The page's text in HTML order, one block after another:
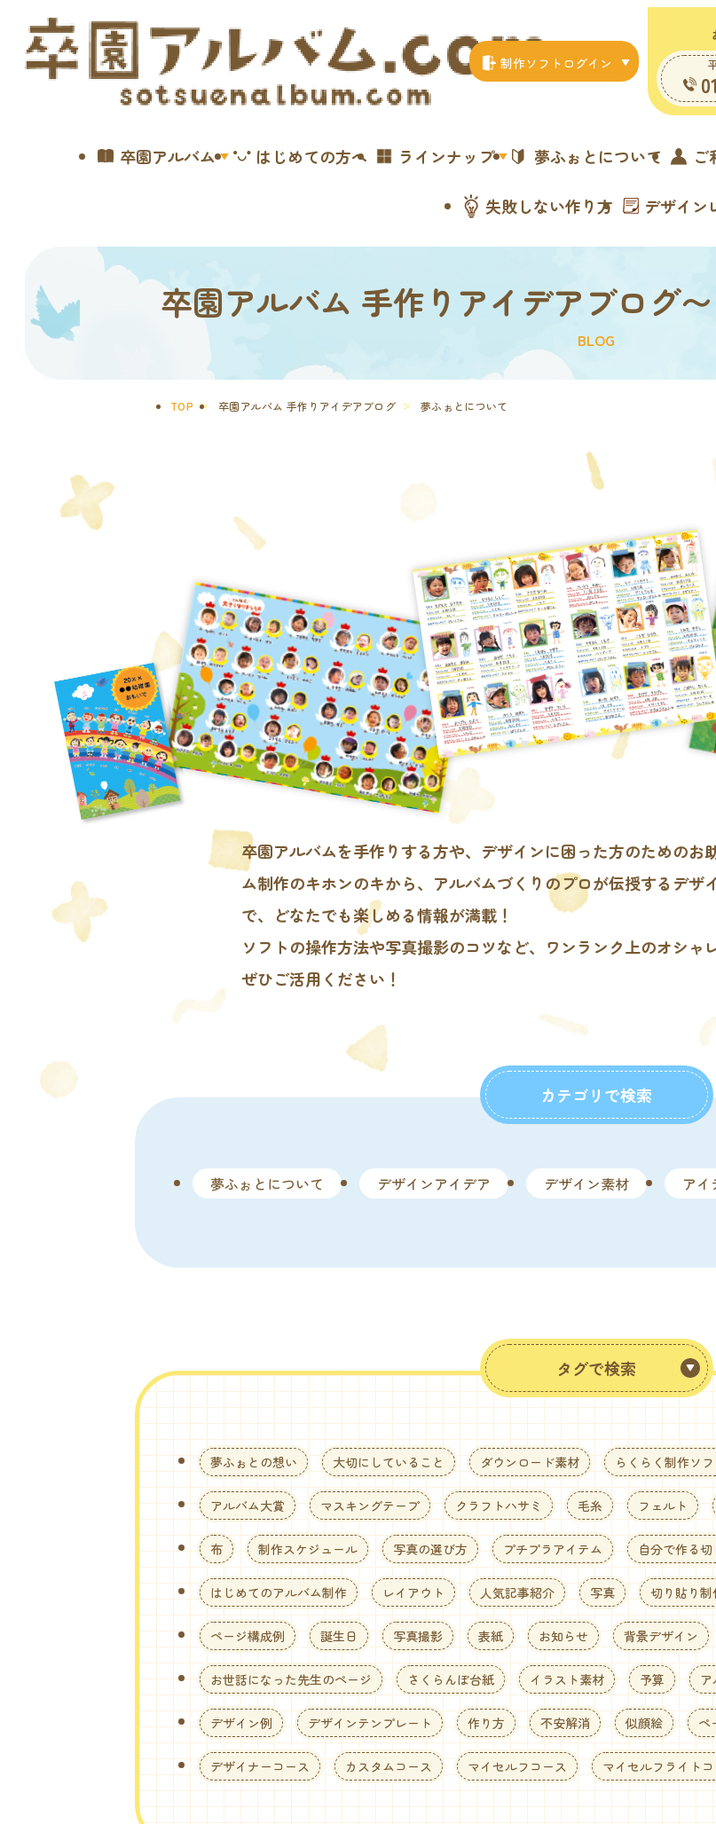
制作ソフトログイン
卒園アルバム はじめての方へ ラインナップ 夢ふぉとについて ご
失敗しない作り方 デザイン
卒園アルバム 手作りアイデアブログ
BLOG
TOP 卒園アルバム 手作りアイデアブログ 夢ふぉとについて
卒園アルバムを手作りする方や、デザインに困った方のためのお
ム制作のキホンのキから、アルバムづくりのプロが伝授するデザ
で、どなたでも楽しめる情報が満載！
ソフトの操作方法や写真撮影のコツなど、ワンランク上のオシャ
ぜひご活用ください！
カテゴリで検索
夢ふぉとについて デザインアイデア デザイン素材 アイ
タグで検索
夢ふぉとの想い 大切にしていること ダウンロード素材 らくらく制作ソフ
アルバム大賞 マスキングテープ クラフトハサミ 毛糸 フェルト
布 制作スケジュール 写真の選び方 プチプラアイテム 自分で作る
はじめてのアルバム制作 レイアウト 人気記事紹介 写真 切り貼り制
ページ構成例 誕生日 写真撮影 表紙 お知らせ 背景デザイン
お世話になった先生のページ さくらんぼ台紙 イラスト素材 予算 ア
デザイン例 デザインテンプレート 作り方 不安解消 似顔絵 ペ
デザイナーコース カスタムコース マイセルフコース マイセルフライト